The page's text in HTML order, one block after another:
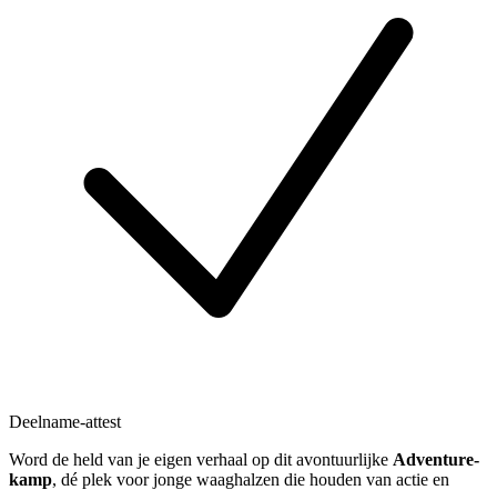
Deelname-attest
Word de held van je eigen verhaal op dit avontuurlijke Adventure-
kamp, dé plek voor jonge waaghalzen die houden van actie en